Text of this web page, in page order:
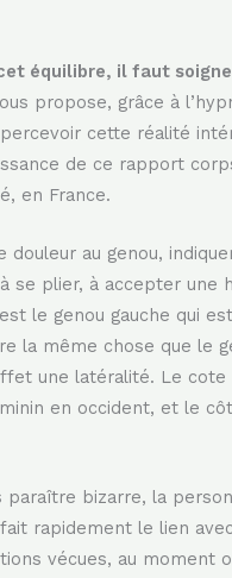
équilibre, il faut
propose, grâce à
cette réalité
de ce rapport
en France.
douleur au genou,
se plier, à accepter une
le genou gauche qui
la même chose que le
une latéralité. Le cote
en occident, et le
paraître bizarre, la
rapidement le lien
vécues, au moment